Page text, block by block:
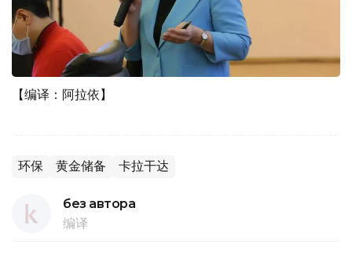
【编译：阿拉依】
环保 黄金储备 卡拉干达
без автора
编译